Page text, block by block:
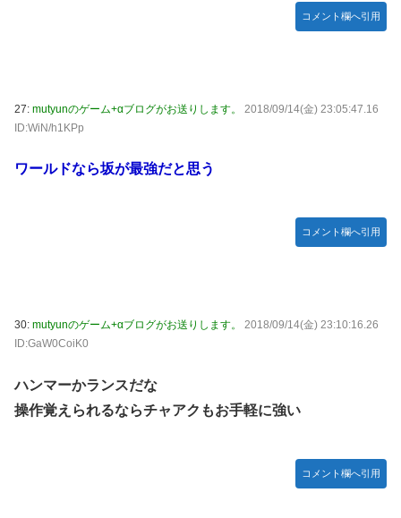
コメント欄へ引用
27: mutyunのゲーム+αブログがお送りします。
2018/09/14(金) 23:05:47.16
ID:WiN/h1KPp
ワールドなら坂が最強だと思う
コメント欄へ引用
30: mutyunのゲーム+αブログがお送りします。
2018/09/14(金) 23:10:16.26
ID:GaW0CoiK0
ハンマーかランスだな
操作覚えられるならチャアクもお手軽に強い
コメント欄へ引用